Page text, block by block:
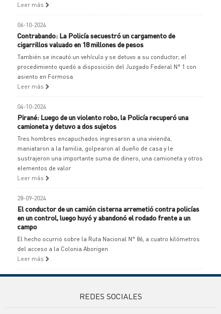
Leer más
06-10-2024
Contrabando: La Policía secuestró un cargamento de
cigarrillos valuado en 18 millones de pesos
También se incautó un vehículo y se detuvo a su conductor; el
procedimiento quedó a disposición del Juzgado Federal N° 1 con
asiento en Formosa
Leer más
04-10-2024
Pirané: Luego de un violento robo, la Policía recuperó una
camioneta y detuvo a dos sujetos
Tres hombres encapuchados ingresaron a una vivienda,
maniataron a la familia, golpearon al dueño de casa y le
sustrajeron una importante suma de dinero, una camioneta y otros
elementos de valor
Leer más
28-09-2024
El conductor de un camión cisterna arremetió contra policías
en un control, luego huyó y abandonó el rodado frente a un
campo
El hecho ocurrió sobre la Ruta Nacional N° 86, a cuatro kilómetros
del acceso a la Colonia Aborigen
Leer más
REDES SOCIALES